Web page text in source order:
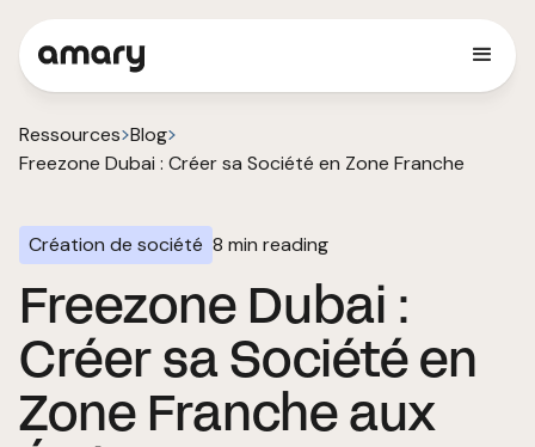
Ressources Blog
Freezone Dubai : Créer sa Société en Zone Franche
Création de société 8 min reading
Freezone Dubai :
Créer sa Société en
Zone Franche aux